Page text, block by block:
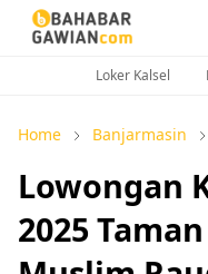
Loker Kalsel
Home Banjarmasin
Lowongan
2025